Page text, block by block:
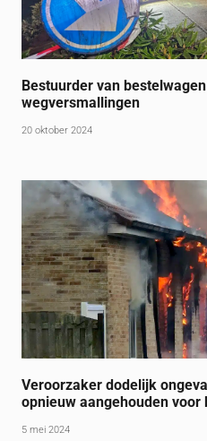
Bestuurder van
wegversmallingen
20 oktober 2024
Veroorzaker dodelijk
opnieuw aangehouden voor
5 mei 2024